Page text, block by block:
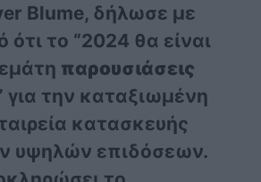
Blume, δήλωσε με
ότι το “2024 θα είναι
παρουσιάσεις
για την καταξιωμένη
κατασκευής
υψηλών επιδόσεων.